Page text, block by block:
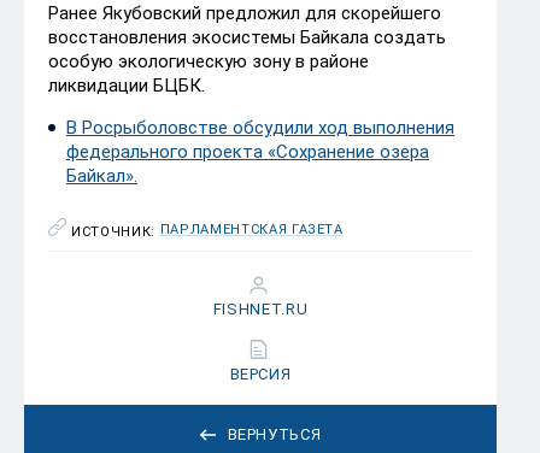
Ранее Якубовский предложил для скорейшего
восстановления экосистемы Байкала создать
особую экологическую зону в районе
ликвидации БЦБК.
В Росрыболовстве обсудили ход выполнения
федерального проекта «Сохранение озера
Байкал».
ИСТОЧНИК: ПАРЛАМЕНТСКАЯ ГАЗЕТА
ВЕРНУТЬСЯ
FISHNET.RU
ВЕРСИЯ